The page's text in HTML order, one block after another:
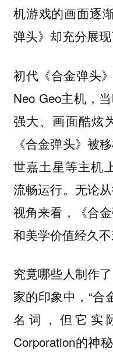
机游戏的画面逐
弹头》却充分展现
初代《合金弹头
Neo Geo主机，
强大、画面酷炫
《合金弹头》被
世嘉土星等主机
流畅运行。无论
视角来看，《合
和美学价值经久不
究竟哪些人制作
家的印象中，“合
名词，但它实
Corporation的神